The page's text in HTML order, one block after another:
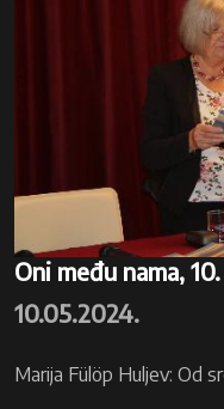
Oni među nama,
10.05.2024.
Marija Fülöp Huljev: Od